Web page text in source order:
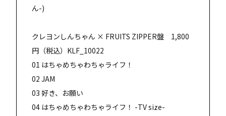
ん-)
クレヨンしんちゃん × FRUITS ZIPPER盤 1,800
円（税込）KLF_10022
01 はちゃめちゃわちゃライフ！
02 JAM
03 好き、お願い
04 はちゃめちゃわちゃライフ！ -TV size-